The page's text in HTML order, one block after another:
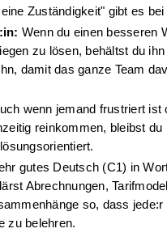
Zuständigkeit" gibt es bei
Wenn du einen besseren
zu lösen, behältst du
damit das ganze Team
wenn jemand frustriert ist
reinkommen, bleibst du
gutes Deutsch (C1) in
Abrechnungen,
so, dass jede:r
zu belehren.